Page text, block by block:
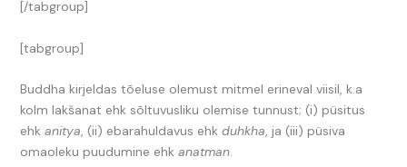
[/tabgroup]
[tabgroup]
Buddha kirjeldas tõeluse olemust mitmel erineval viisil, k.a
kolm lakšanat ehk sõltuvusliku olemise tunnust; (i) püsitus
ehkanitya, (ii) ebarahuldavus ehkduhkha, ja (iii) püsiva
omaoleku puudumine ehkanatman.